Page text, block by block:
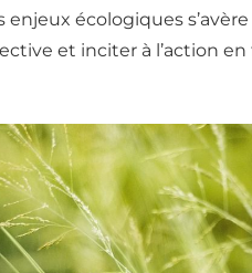
enjeux écologiques
et inciter à l’action